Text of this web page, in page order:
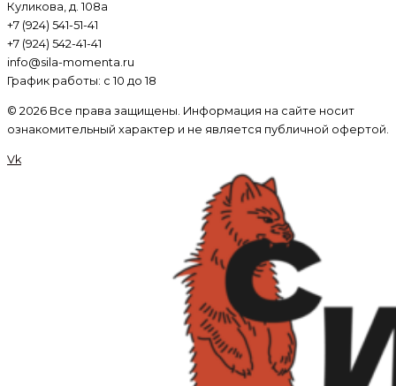
Куликова, д. 108а
+7 (924) 541-51-41
+7 (924) 542-41-41
info@sila-momenta.ru
График работы: с 10 до 18
© 2026 Все права защищены. Информация на сайте носит
ознакомительный характер и не является публичной офертой.
Vk